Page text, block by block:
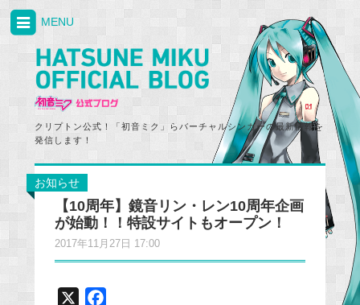
クリプトン公式！「初音ミク」らバーチャルシンガーの最新情報を
発信します！
MENU
お知らせ
【10周年】鏡音リン・レン10周年企画
が始動！！特設サイトもオープン！
2017年11月27日 17:00